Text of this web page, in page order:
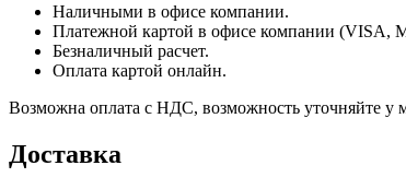
Наличными в офисе компании.
Платежной картой в офисе компании (VISA,
Безналичный расчет.
Оплата картой онлайн.
Возможна оплата с НДС, возможность уточняйте у
Доставка